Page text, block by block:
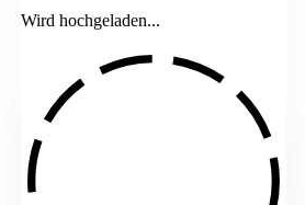
Wird hochgeladen...